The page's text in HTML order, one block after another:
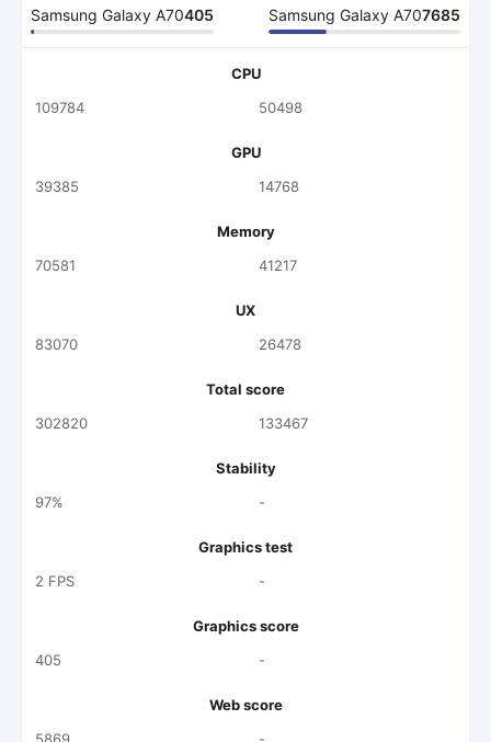
Samsung Galaxy A70405 Samsung Galaxy A707685
CPU
109784
50498
GPU
39385
14768
Memory
70581
41217
UX
83070
26478
Total score
302820
133467
Stability
97%
-
Graphics test
2 FPS
-
Graphics score
405
-
Web score